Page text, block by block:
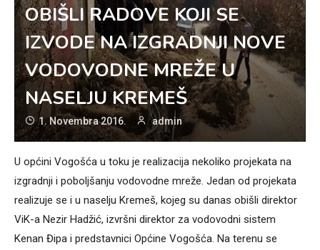
OBIŠLI RADOVE KOJI SE
IZVODE NA IZGRADNJI NOVE
VODOVODNE MREŽE U
NASELJU KREMEŠ
1. Novembra 2016. admin
U općini Vogošća u toku je realizacija nekoliko projekata na
izgradnji i poboljšanju vodovodne mreže. Jedan od projekata
realizuje se i u naselju Kremeš, kojeg su danas obišli direktor
ViK-a Nezir Hadžić, izvršni direktor za vodovodni sistem
Kenan Đipa i predstavnici Općine Vogošća. Na terenu se